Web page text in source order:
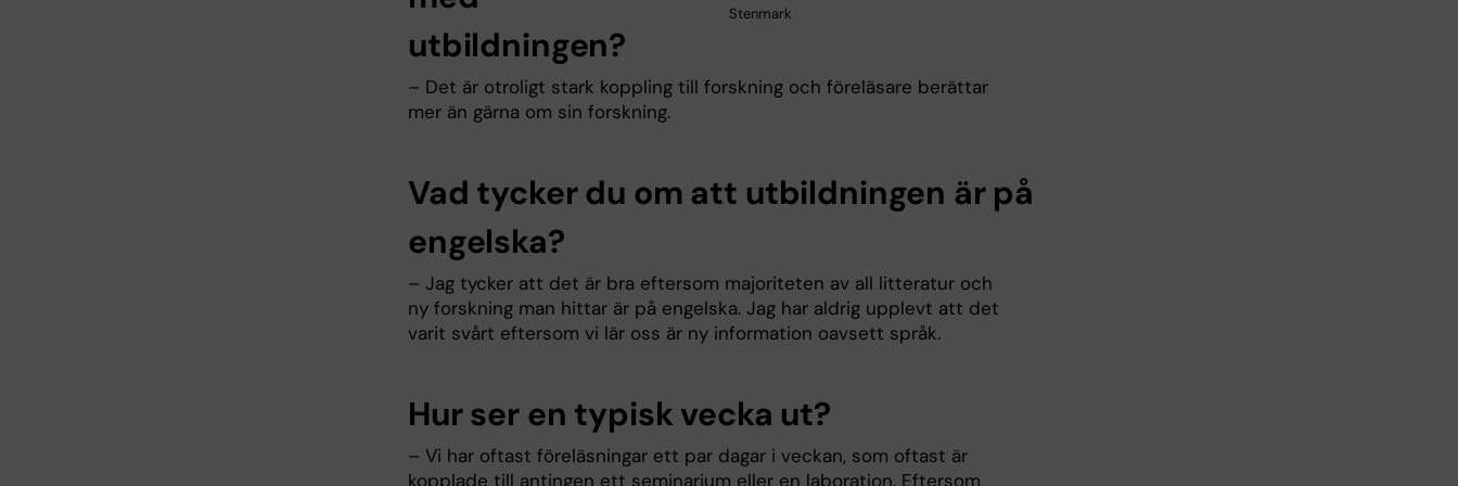
Stenmark
utbildningen?
– Det är otroligt stark koppling till forskning och föreläsare berättar
mer än gärna om sin forskning.
Vad tycker du om att utbildningen är på
engelska?
– Jag tycker att det är bra eftersom majoriteten av all litteratur och
ny forskning man hittar är på engelska. Jag har aldrig upplevt att det
varit svårt eftersom vi lär oss är ny information oavsett språk.
Hur ser en typisk vecka ut?
– Vi har oftast föreläsningar ett par dagar i veckan, som oftast är
kopplade till antingen ett seminarium eller en laboration. Eftersom